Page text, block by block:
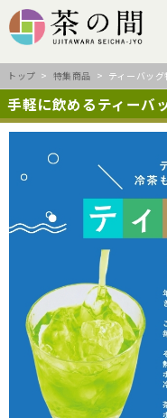
トップ > 特集商品 > ティーバッグ
手軽に飲めるティーバ